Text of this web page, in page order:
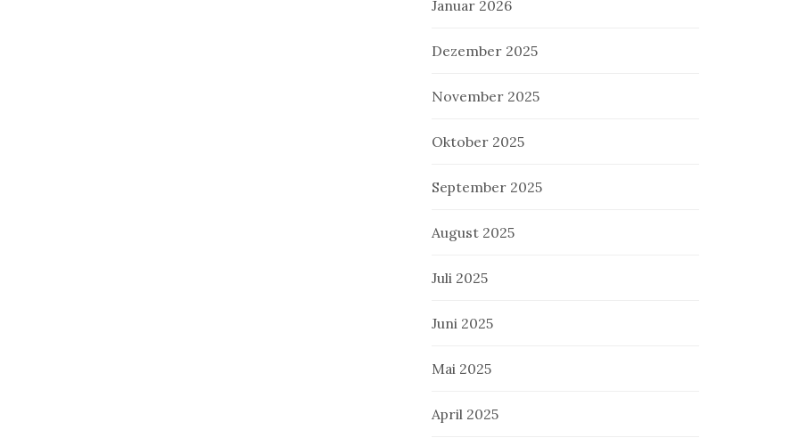
Januar 2026
Dezember 2025
November 2025
Oktober 2025
September 2025
August 2025
Juli 2025
Juni 2025
Mai 2025
April 2025